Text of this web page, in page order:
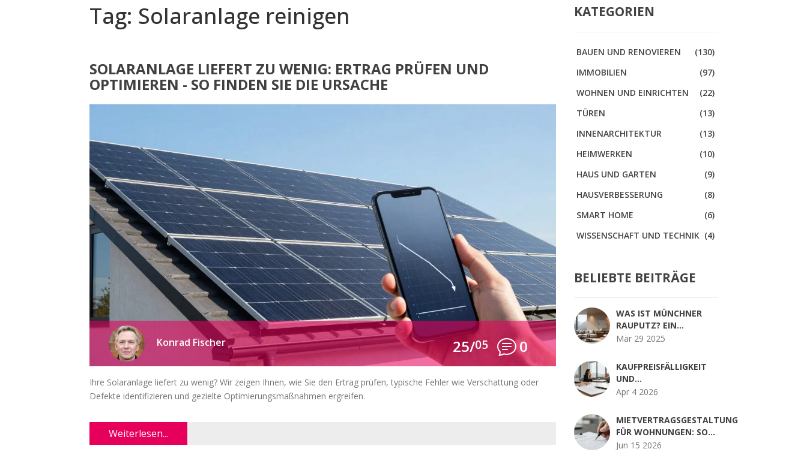
Tag: Solaranlage reinigen
SOLARANLAGE LIEFERT ZU WENIG: ERTRAG PRÜFEN UND
OPTIMIEREN - SO FINDEN SIE DIE URSACHE
Konrad Fischer 25/05 0
Ihre Solaranlage liefert zu wenig? Wir zeigen Ihnen, wie Sie den Ertrag prüfen, typische Fehler wie Verschattung oder
Defekte identifizieren und gezielte Optimierungsmaßnahmen ergreifen.
Weiterlesen...
KATEGORIEN
BAUEN UND RENOVIEREN
(130)
IMMOBILIEN
(97)
WOHNEN UND EINRICHTEN
(22)
TÜREN
(13)
INNENARCHITEKTUR
(13)
HEIMWERKEN
(10)
HAUS UND GARTEN
(9)
HAUSVERBESSERUNG
(8)
SMART HOME
(6)
WISSENSCHAFT UND TECHNIK (4)
BELIEBTE BEITRÄGE
WAS IST MÜNCHNER
RAUPUTZ? EIN
MODERNER
Mär 29 2025
KAUFPREISFÄLLIGKEIT
UND
IMMOBILIENÜBERGABE:
RECHTSSICHERE
ABWICKLUNG
Apr 4 2026
MIETVERTRAGSGESTALTUNG
FÜR WOHNUNGEN: SO
FORMULIEREN SIE KLAUSELN
Jun 15 2026